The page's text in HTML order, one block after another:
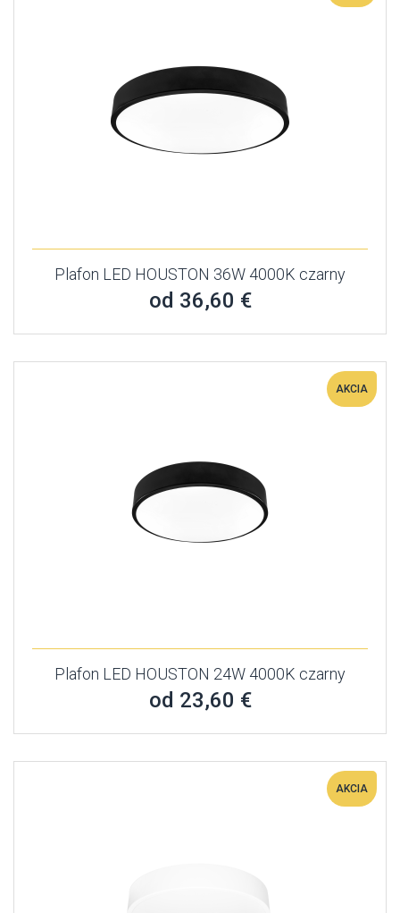
Plafon LED HOUSTON 36W 4000K czarny
od 36,60 €
AKCIA
Plafon LED HOUSTON 24W 4000K czarny
od 23,60 €
AKCIA